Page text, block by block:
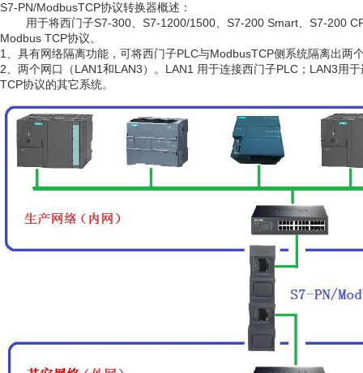
S7-PN/ModbusTCP协议转换器概述：
用于将西门子S7-300、S7-1200/1500、S7-200 Smart、S7-200
Modbus TCP协议。
1、具有网络隔离功能，可将西门子PLC与ModbusTCP侧系统隔离出两
2、两个网口（LAN1和LAN3）。LAN1 用于连接西门子PLC；LAN3用
TCP协议的其它系统。